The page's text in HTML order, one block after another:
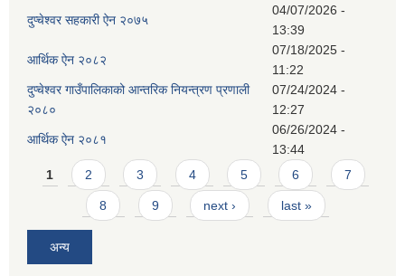
दुप्चेश्वर सहकारी ऐन २०७५
04/07/2026 -
13:39
आर्थिक ऐन २०८२
07/18/2025 -
11:22
दुप्चेश्वर गाउँपालिकाको आन्तरिक नियन्त्रण प्रणाली
२०८०
07/24/2024 -
12:27
आर्थिक ऐन २०८१
06/26/2024 -
13:44
Pages
1 2 3 4 5 6 7
8 9 next › last »
अन्य